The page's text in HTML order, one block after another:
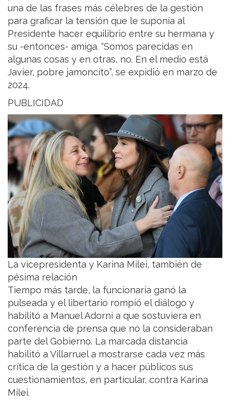
una de las frases más célebres de la gestión
para graficar la tensión que le suponía al
Presidente hacer equilibrio entre su hermana y
su -entonces- amiga. “Somos parecidas en
algunas cosas y en otras, no. En el medio está
Javier, pobre jamoncito”, se expidió en marzo de
2024.
PUBLICIDAD
La vicepresidenta y Karina Milei, también de
pésima relación
Tiempo más tarde, la funcionaria ganó la
pulseada y el libertario rompió el diálogo y
habilitó a Manuel Adorni a que sostuviera en
conferencia de prensa que no la consideraban
parte del Gobierno. La marcada distancia
habilitó a Villarruel a mostrarse cada vez más
crítica de la gestión y a hacer públicos sus
cuestionamientos, en particular, contra Karina
Milei.